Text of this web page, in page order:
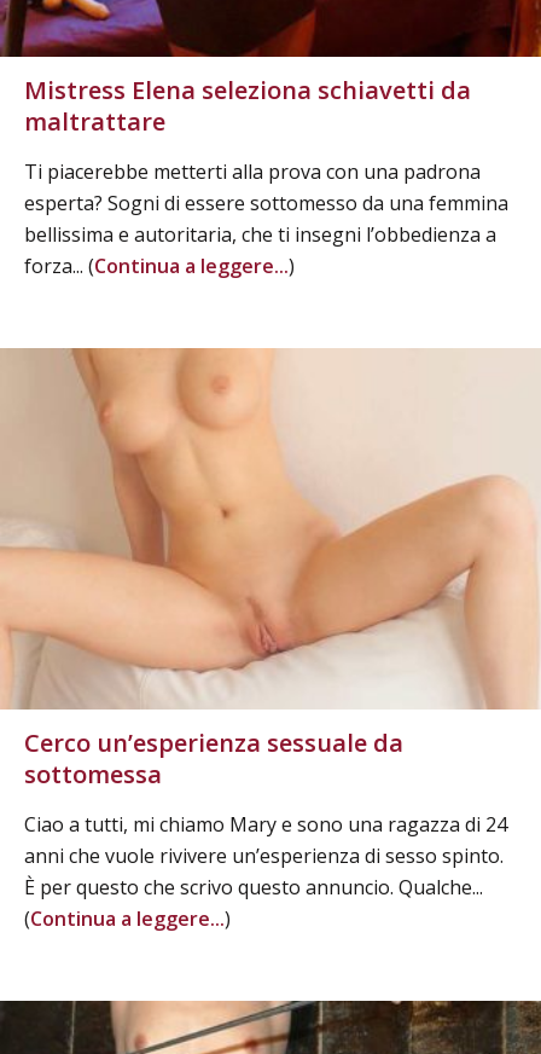
Mistress Elena seleziona schiavetti da
maltrattare
Ti piacerebbe metterti alla prova con una padrona
esperta? Sogni di essere sottomesso da una femmina
bellissima e autoritaria, che ti insegni l’obbedienza a
forza... (Continua a leggere...)
Cerco un’esperienza sessuale da
sottomessa
Ciao a tutti, mi chiamo Mary e sono una ragazza di 24
anni che vuole rivivere un’esperienza di sesso spinto.
È per questo che scrivo questo annuncio. Qualche...
(Continua a leggere...)